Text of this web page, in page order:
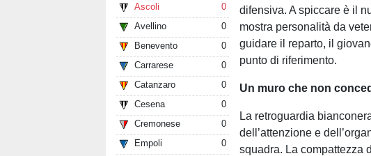
Ascoli
0
Avellino
0
Benevento
0
Carrarese
0
Catanzaro
0
Cesena
0
Cremonese
0
Empoli
0
difensiva. A spiccare è il
mostra personalità da
guidare il reparto, il
punto di riferimento.
Un muro che non
La retroguardia
dell’attenzione e
squadra. La compattezza